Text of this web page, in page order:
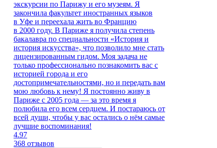
экскурсии по Парижу и его музеям. Я
закончила факультет иностранных языков
в Уфе и переехала жить во Францию
в 2000 году. В Париже я получила степень
бакалавра по специальности «История и
история искусства», что позволило мне стать
лицензированным гидом. Моя задача не
только профессионально познакомить вас с
историей города и его
достопримечательностями, но и передать вам
мою любовь к нему! Я постоянно живу в
Париже с 2005 года — за это время я
полюбила его всем сердцем. И постараюсь от
всей души, чтобы у вас остались о нём самые
лучшие воспоминания!
4.97
368 отзывов